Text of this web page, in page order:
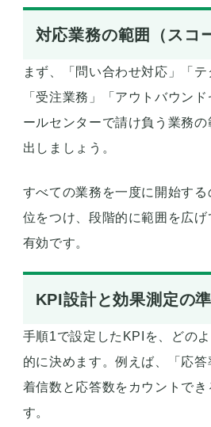
対応業務の範囲（スコ
まず、「問い合わせ対応」「テ
「受注業務」「アウトバウン
ールセンターで請け負う業務
出しましょう。
すべての業務を一度に開始す
位をつけ、段階的に範囲を広
有効です。
KPI設計と効果測定の
手順1で設定したKPIを、どの
的に決めます。例えば、「応
着信数と応答数をカウントで
す。